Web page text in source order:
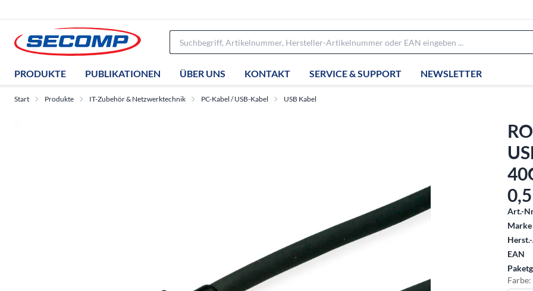
PRODUKTE PUBLIKATIONEN ÜBER UNS KONTAKT SERVICE & SUPPORT NEWSLETTER
Start Produkte IT-Zubehör & Netzwerktechnik PC-Kabel / USB-Kabel USB Kabel
Art.-
EAN
Farbe: